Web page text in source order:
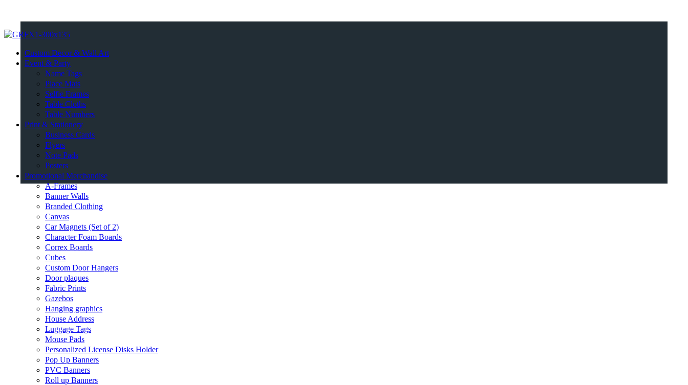
Custom Decor & Wall Art
Event & Party
Name Tags
Place Mats
Selfie Frames
Table Cloths
Table Numbers
Print & Stationery
Business Cards
Flyers
Note Pads
Posters
Promotional Merchandise
A-Frames
Banner Walls
Branded Clothing
Canvas
Car Magnets (Set of 2)
Character Foam Boards
Correx Boards
Cubes
Custom Door Hangers
Door plaques
Fabric Prints
Gazebos
Hanging graphics
House Address
Luggage Tags
Mouse Pads
Personalized License Disks Holder
Pop Up Banners
PVC Banners
Roll up Banners